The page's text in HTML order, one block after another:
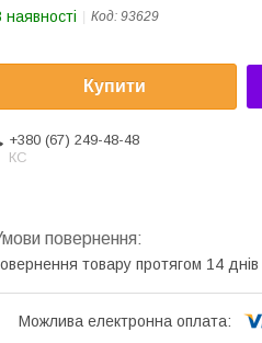
наявності Код: 93629
Купити
+380 (67) 249-48-48
КС
товару протягом 14 днів